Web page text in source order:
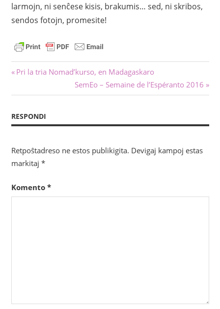
larmojn, ni senĉese kisis, brakumis… sed, ni skribos,
sendos fotojn, promesite!
Navigado
tra
afiŝoj
Antaŭa
Pri la tria Nomad’kurso, en Madagaskaro
Sekva
afiŝo:
SemEo – Semaine de l’Espéranto 2016
RESPONDI
Retpoŝtadreso ne estos publikigita. Devigaj kampoj estas
markitaj *
Komento *